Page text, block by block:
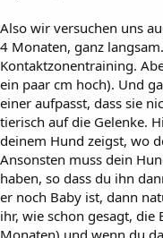
Also wir versuchen uns
4 Monaten, ganz
Kontaktzonentraining.
ein paar cm hoch). Und
einer aufpasst, dass sie
tierisch auf die Gelenke.
deinem Hund zeigst, wo
Ansonsten muss dein
haben, so dass du ihn
er noch Baby ist, dann
ihr, wie schon gesagt,
Monaten) und wenn du